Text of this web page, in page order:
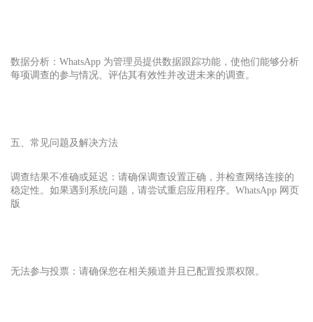
数据分析：WhatsApp 为管理员提供数据跟踪功能，使他们能够分析
每项调查的参与情况、评估其有效性并改进未来的调查。
五、常见问题及解决方法
调查结果不准确或延迟：请确保调查设置正确，并检查网络连接的
稳定性。如果遇到系统问题，请尝试重启应用程序。WhatsApp 网页
版
无法参与投票：请确保您在相关频道并且已配置投票权限。